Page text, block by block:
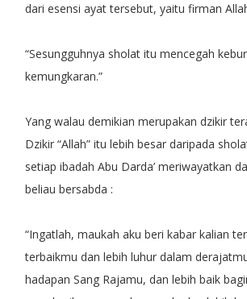
dari esensi ayat tersebut, yaitu firman
“Sesungguhnya sholat itu mencegah
kemungkaran.”
Yang walau demikian merupakan dzikir
Dzikir “Allah” itu lebih besar daripada
setiap ibadah Abu Darda’ meriwayatkan
beliau bersabda :
“Ingatlah, maukah aku beri kabar kalian
terbaikmu dan lebih luhur dalam
hadapan Sang Rajamu, dan lebih baik